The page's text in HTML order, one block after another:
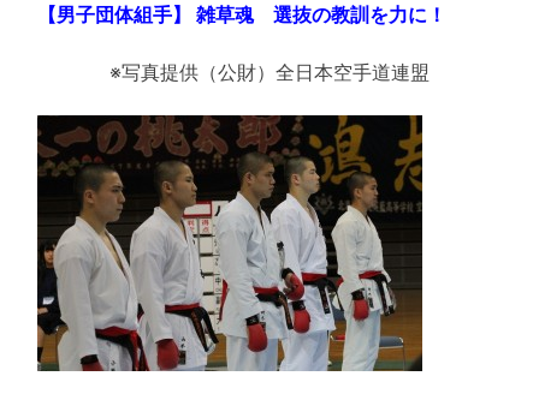
【男子団体組手】 雑草魂 選抜の教訓を力に！
※写真提供（公財）全日本空手道連盟